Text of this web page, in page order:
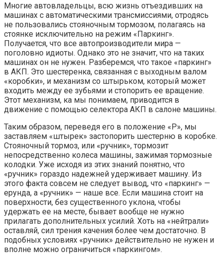
Многие автовладельцы, всю жизнь отъездивших на
машинах с автоматическими трансмиссиями, отродясь
не пользовались стояночным тормозом, полагаясь на
стоянке исключительно на режим «Паркинг».
Получается, что все автопроизводители мира —
поголовно идиоты. Однако это не значит, что на таких
машинах он не нужен. Разберемся, что такое «паркинг»
в АКП. Это шестеренка, связанная с выходным валом
«коробки», и механизм со штырьком, который может
входить между ее зубьями и стопорить ее вращение.
Этот механизм, ка мы понимаем, приводится в
движение с помощью селектора АКП в салоне машины.
Таким образом, переведя его в положение «Р», мы
заставляем «штырек» застопорить шестерню в коробке.
Стояночный тормоз, или «ручник», тормозит
непосредственно колеса машины, зажимая тормозные
колодки. Уже исходя из этих знаний понятно, что
«ручник» гораздо надежней удерживает машину. Из
этого факта совсем не следует вывод, что «паркинг» —
ерунда, а «ручник» — наше все. Если машина стоит на
поверхности, без существенного уклона, чтобы
удержать ее на месте, бывает вообще не нужно
прилагать дополнительных усилий. Хоть на «нейтрали»
оставляй, сил трения качения более чем достаточно. В
подобных условиях «ручник» действительно не нужен и
вполне можно ограничиться «паркингом».